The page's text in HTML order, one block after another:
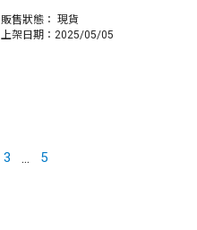
販售狀態： 現貨
上架日期：2025/05/05
3 ... 5